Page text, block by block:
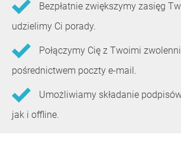
Bezpłatnie zwiększymy zasięg
udzielimy Ci porady.
Połączymy Cię z Twoimi
pośrednictwem poczty e-mail.
Umożliwiamy składanie
jak i offline.